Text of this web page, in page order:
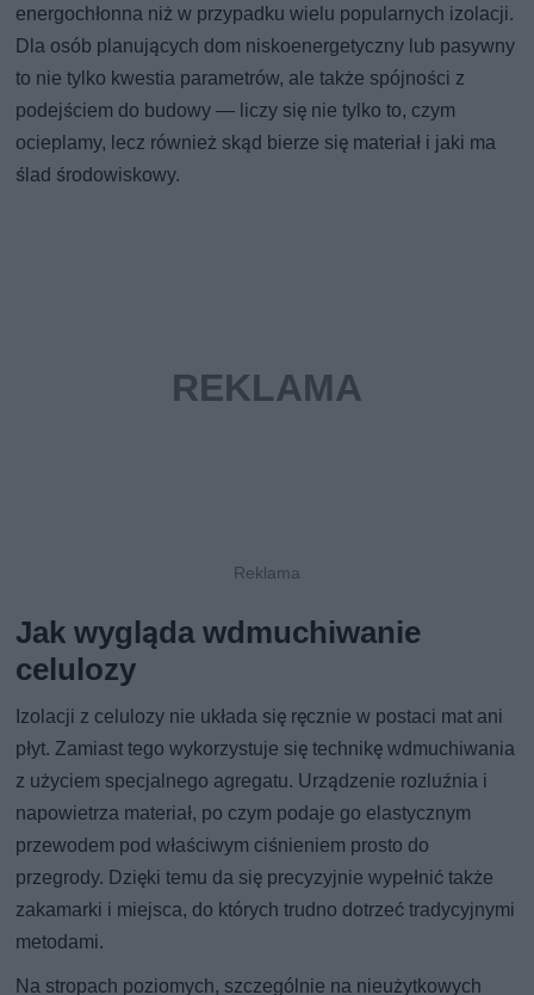
energochłonna niż w przypadku wielu popularnych izolacji.
Dla osób planujących dom niskoenergetyczny lub pasywny
to nie tylko kwestia parametrów, ale także spójności z
podejściem do budowy — liczy się nie tylko to, czym
ocieplamy, lecz również skąd bierze się materiał i jaki ma
ślad środowiskowy.
Jak wygląda wdmuchiwanie
celulozy
Izolacji z celulozy nie układa się ręcznie w postaci mat ani
płyt. Zamiast tego wykorzystuje się technikę wdmuchiwania
z użyciem specjalnego agregatu. Urządzenie rozluźnia i
napowietrza materiał, po czym podaje go elastycznym
przewodem pod właściwym ciśnieniem prosto do
przegrody. Dzięki temu da się precyzyjnie wypełnić także
zakamarki i miejsca, do których trudno dotrzeć tradycyjnymi
metodami.
Na stropach poziomych, szczególnie na nieużytkowych